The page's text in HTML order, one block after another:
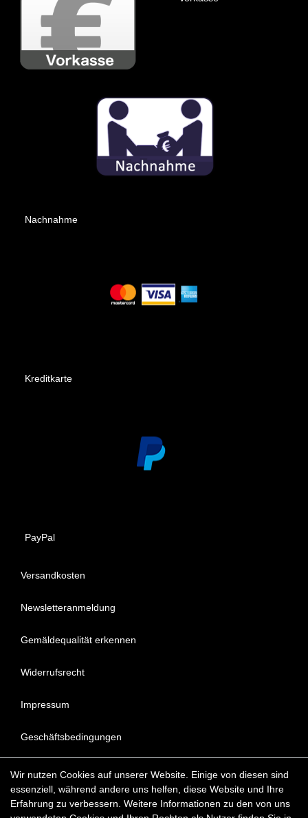
Nachnahme
Kreditkarte
PayPal
Versandkosten
Newsletteranmeldung
Gemäldequalität erkennen
Widerrufsrecht
Impressum
Geschäftsbedingungen
Datenschutzerklärung
FAQ - Häufig gestellte Fragen
Wir nutzen Cookies auf unserer Website. Einige von diesen sind
essenziell, während andere uns helfen, diese Website und Ihre
Erfahrung zu verbessern. Weitere Informationen zu den von uns